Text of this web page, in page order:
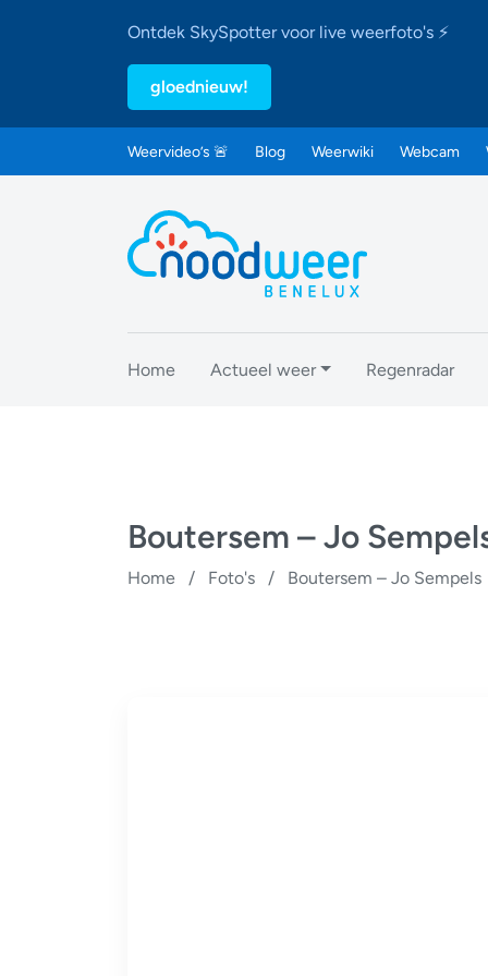
Ontdek SkySpotter voor live weerfoto's ⚡
gloednieuw!
Weervideo’s 🚨 Blog Weerwiki Webcam
Home Actueel weer Regenradar
Boutersem – Jo
Home / Foto's / Boutersem – Jo Sempels